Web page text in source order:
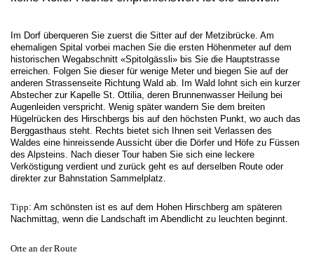
Im Dorf überqueren Sie zuerst die Sitter auf der Metzibrücke. Am
ehemaligen Spital vorbei machen Sie die ersten Höhenmeter auf dem
historischen Wegabschnitt «Spitolgässli» bis Sie die Hauptstrasse
erreichen. Folgen Sie dieser für wenige Meter und biegen Sie auf der
anderen Strassenseite Richtung Wald ab. Im Wald lohnt sich ein kurzer
Abstecher zur Kapelle St. Ottilia, deren Brunnenwasser Heilung bei
Augenleiden verspricht. Wenig später wandern Sie dem breiten
Hügelrücken des Hirschbergs bis auf den höchsten Punkt, wo auch das
Berggasthaus steht. Rechts bietet sich Ihnen seit Verlassen des
Waldes eine hinreissende Aussicht über die Dörfer und Höfe zu Füssen
des Alpsteins. Nach dieser Tour haben Sie sich eine leckere
Verköstigung verdient und zurück geht es auf derselben Route oder
direkter zur Bahnstation Sammelplatz.
Tipp: Am schönsten ist es auf dem Hohen Hirschberg am späteren
Nachmittag, wenn die Landschaft im Abendlicht zu leuchten beginnt.
Orte an der Route